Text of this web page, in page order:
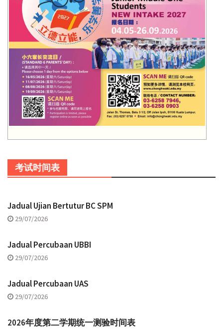
考试时间表
Jadual Ujian Bertutur BC SPM
29/07/2026
Jadual Percubaan UBBI
29/07/2026
Jadual Percubaan UAS
29/07/2026
2026年度第二学期统一测验时间表